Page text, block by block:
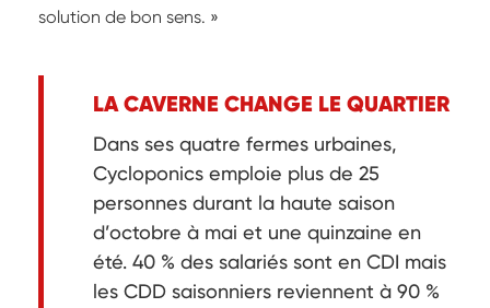
solution de bon sens. »
LA CAVERNE CHANGE LE QUARTIER
Dans ses quatre fermes urbaines,
Cycloponics emploie plus de 25
personnes durant la haute saison
d’octobre à mai et une quinzaine en
été. 40 % des salariés sont en CDI mais
les CDD saisonniers reviennent à 90 %